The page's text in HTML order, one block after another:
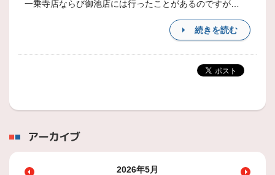
一乗寺店ならび御池店には行ったことがあるのですが…
続きを読む
アーカイブ
2026年5月